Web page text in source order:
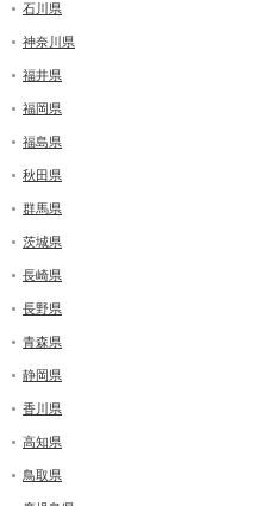
石川県
神奈川県
福井県
福岡県
福島県
秋田県
群馬県
茨城県
長崎県
長野県
青森県
静岡県
香川県
高知県
鳥取県